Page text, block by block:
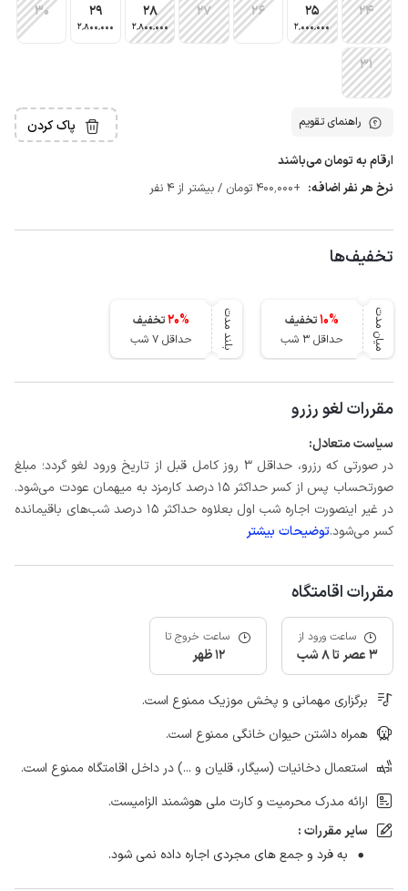
24
25
2٬000٬000
26
27
28
2٬800٬000
29
2٬800٬000
30
31
راهنمای تقویم پاک کردن
ارقام به تومان می‌باشند
نرخ هر نفر اضافه: +400٬000 تومان / بیشتر از 4 نفر
تخفیف‌ها
میان مدت 10%
تخفیف
حداقل 3 شب
بلند مدت 20%
تخفیف
حداقل 7 شب
مقررات لغو رزرو
سیاست متعادل:
در صورتی که رزرو، حداقل 3 روز کامل قبل از تاریخ ورود لغو گردد؛ مبلغ
صورتحساب پس از کسر حداکثر 15 درصد کارمزد به میهمان عودت می‌شود.
در غیر اینصورت اجاره شب اول بعلاوه حداکثر 15 درصد شب‌های باقیمانده
کسر می‌شود.توضیحات بیشتر
مقررات اقامتگاه
ساعت ورود از
3 عصر تا 8 شب
ساعت خروج تا
12 ظهر
برگزاری مهمانی و پخش موزیک ممنوع است.
همراه داشتن حیوان خانگی ممنوع است.
استعمال دخانیات (سیگار، قلیان و ...) در داخل اقامتگاه ممنوع است.
ارائه مدرک محرمیت و کارت ملی هوشمند الزامیست.
سایر مقررات :
به فرد و جمع های مجردی اجاره داده نمی شود.